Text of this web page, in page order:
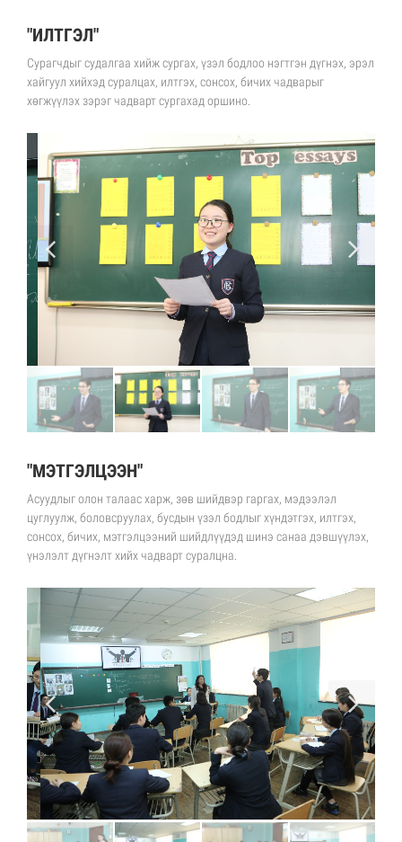
"ИЛТГЭЛ"
Сурагчдыг судалгаа хийж сургах, үзэл бодлоо нэгтгэн дүгнэх, эрэл
хайгуул хийхэд суралцах, илтгэх, сонсох, бичих чадварыг
хөгжүүлэх зэрэг чадварт сургахад оршино.
"МЭТГЭЛЦЭЭН"
Асуудлыг олон талаас харж, зөв шийдвэр гаргах, мэдээлэл
цуглуулж, боловсруулах, бусдын үзэл бодлыг хүндэтгэх, илтгэх,
сонсох, бичих, мэтгэлцээний шийдлүүдэд шинэ санаа дэвшүүлэх,
үнэлэлт дүгнэлт хийх чадварт суралцна.